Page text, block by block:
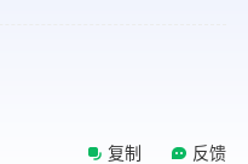
复制 反馈